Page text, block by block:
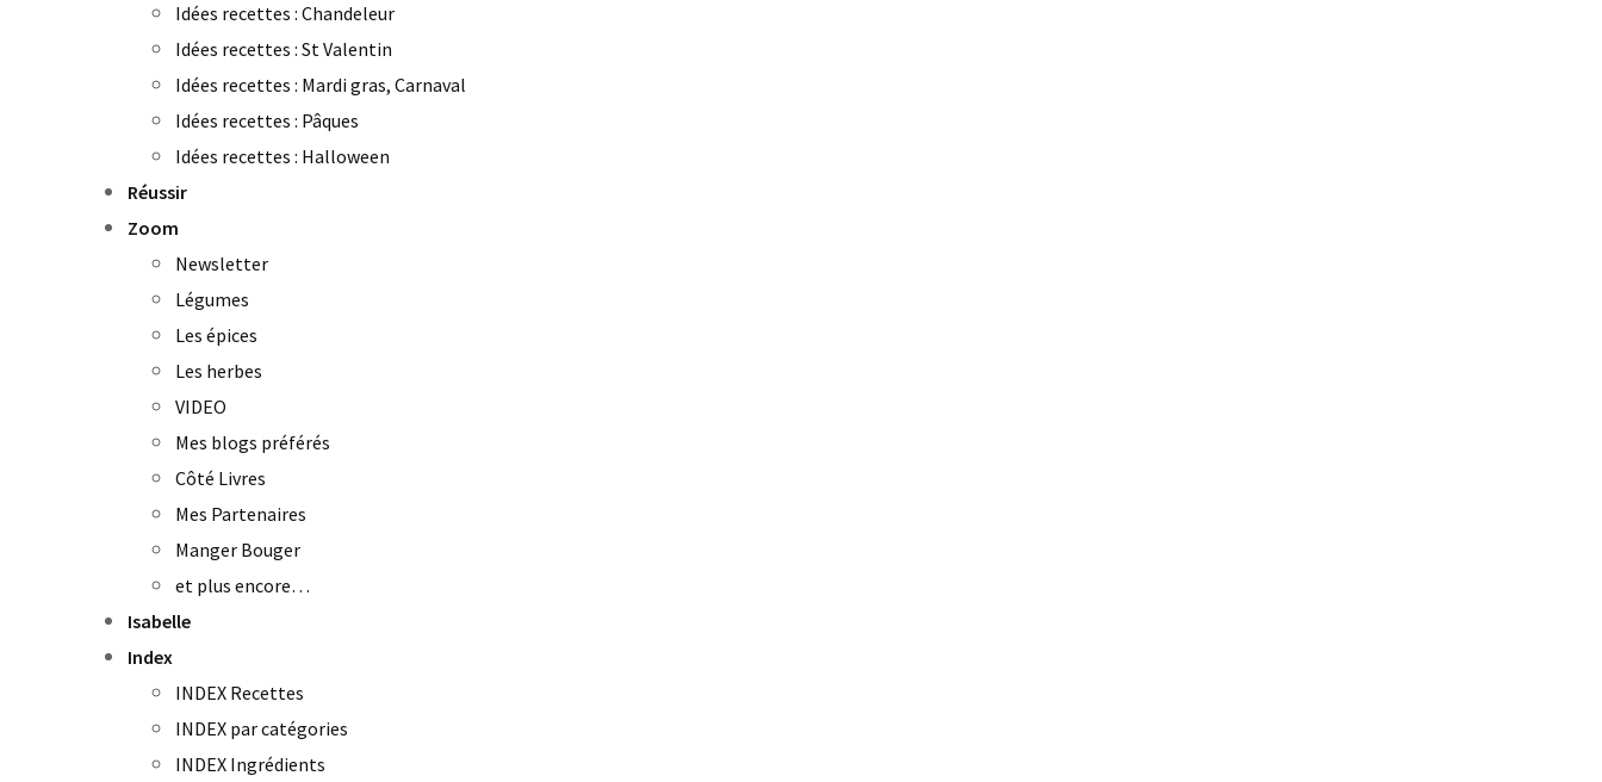
Idées recettes : Chandeleur
Idées recettes : St Valentin
Idées recettes : Mardi gras, Carnaval
Idées recettes : Pâques
Idées recettes : Halloween
Réussir
Zoom
Newsletter
Légumes
Les épices
Les herbes
VIDEO
Mes blogs préférés
Côté Livres
Mes Partenaires
Manger Bouger
et plus encore…
Isabelle
Index
INDEX Recettes
INDEX par catégories
INDEX Ingrédients